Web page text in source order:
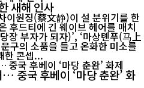
새해 인사
이원징(蔡文静)이 설 분위기를 한
후드티에 긴 웨이브 헤어를 매치
장 부자가 되자)’, ‘마상톈푸(马上
구의 소품을 들고 온화한 미소를
한 콘셉...
중국 후베이 ‘마당 춘완’ 화